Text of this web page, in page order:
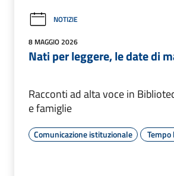
NOTIZIE
8 MAGGIO 2026
Nati per leggere, le date di
Racconti ad alta voce in
e famiglie
Comunicazione istituzionale Tempo